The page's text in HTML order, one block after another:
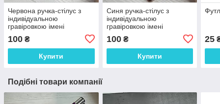
Червона ручка-стілус з
індивідуальною
гравіровкою імені
100 ₴
Купити
Синя ручка-стілус з
індивідуальною
гравіровкою імені
100₴
Купити
25
Подібні товари компанії